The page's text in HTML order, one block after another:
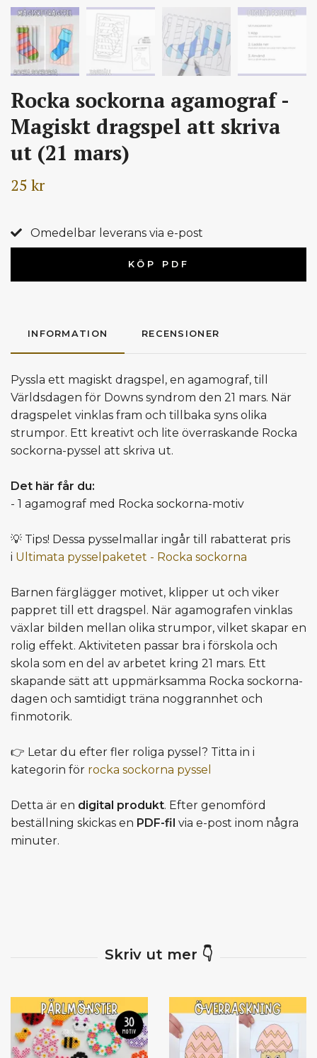
Rocka sockorna agamograf -
Magiskt dragspel att skriva
ut (21 mars)
25 kr
Omedelbar leverans via e-post
KÖP PDF
INFORMATION RECENSIONER
Pyssla ett magiskt dragspel, en agamograf, till
Världsdagen för Downs syndrom den 21 mars. När
dragspelet vinklas fram och tillbaka syns olika
strumpor. Ett kreativt och lite överraskande Rocka
sockorna-pyssel att skriva ut.
Det här får du:
- 1 agamograf med Rocka sockorna-motiv
💡 Tips! Dessa pysselmallar ingår till rabatterat pris
i Ultimata pysselpaketet - Rocka sockorna
Barnen färglägger motivet, klipper ut och viker
pappret till ett dragspel. När agamografen vinklas
växlar bilden mellan olika strumpor, vilket skapar en
rolig effekt. Aktiviteten passar bra i förskola och
skola som en del av arbetet kring 21 mars. Ett
skapande sätt att uppmärksamma Rocka sockorna-
dagen och samtidigt träna noggrannhet och
finmotorik.
👉 Letar du efter fler roliga pyssel? Titta in i
kategorin för rocka sockorna pyssel
Detta är en digital produkt. Efter genomförd
beställning skickas en PDF-fil via e-post inom några
minuter.